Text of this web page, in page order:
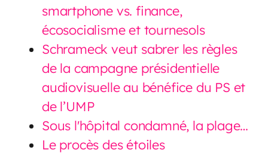
smartphone vs. finance,
écosocialisme et tournesols
Schrameck veut sabrer les règles
de la campagne présidentielle
audiovisuelle au bénéfice du PS et
de l’UMP
Sous l'hôpital condamné, la plage…
Le procès des étoiles